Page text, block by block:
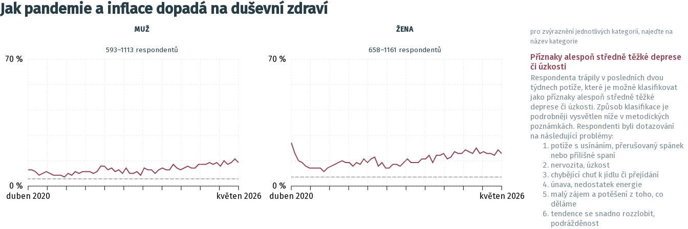
Jak pandemie a inflace dopadá na duševní zdraví
MUŽ
593–1113 respondentů
0 %
70 %
duben 2020 květen 2026
ŽENA
658–1161 respondentů
0 %
70 %
duben 2020 květen 2026
pro zvýraznění jednotlivých kategorií, najeďte na
název kategorie
Příznaky alespoň středně těžké deprese
či úzkosti
Respondenta trápily v posledních dvou
týdnech potíže, které je možné klasifikovat
jako příznaky alespoň středně těžké
deprese či úzkosti. Způsob klasifikace je
podrobněji vysvětlen níže v metodických
poznámkách. Respondenti byli dotazování
na následující problémy:
potíže s usínáním, přerušovaný spánek
nebo přílišné spaní
nervozita, úzkost
chybějící chuť k jídlu či přejídání
únava, nedostatek energie
malý zájem a potěšení z toho, co
děláme
tendence se snadno rozzlobit,
podrážděnost